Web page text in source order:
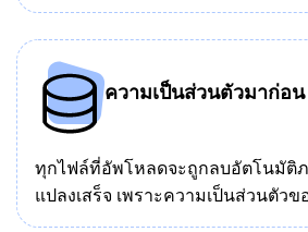
ความเป็นส่วนตัวมาก่อน
ทุกไฟล์ที่อัพโหลดจะถูกลบอัตโนมัติ
แปลงเสร็จ เพราะความเป็นส่วนตั